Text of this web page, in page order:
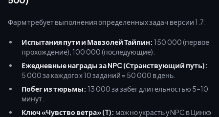
Фарм требует выполнения определенных задач версии 1.7:
Испытания пути и Мавзолей Тайпин: 150 000 (первое
прохождение), 100 000 (последующие).
Ежедневные награды за NPC (Странствующий путь):
5 000 за каждого x 10 заданий = 50 000 в день.
Побег из тюрьмы: 13 000 за забег длительностью 5–10
минут.
Ключ «Чувство ветра» (T): можно украсть у NPC в Цинхэ